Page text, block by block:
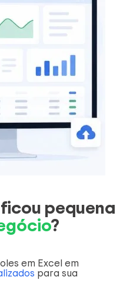
pequena
?
em Excel em
para sua